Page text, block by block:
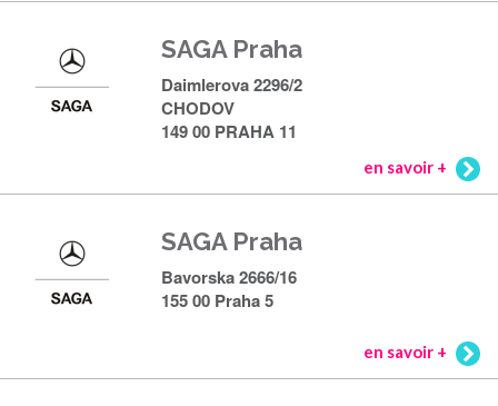
SAGA Praha
Daimlerova 2296/2
CHODOV
149 00 PRAHA 11
en savoir +
SAGA Praha
Bavorska 2666/16
155 00 Praha 5
en savoir +